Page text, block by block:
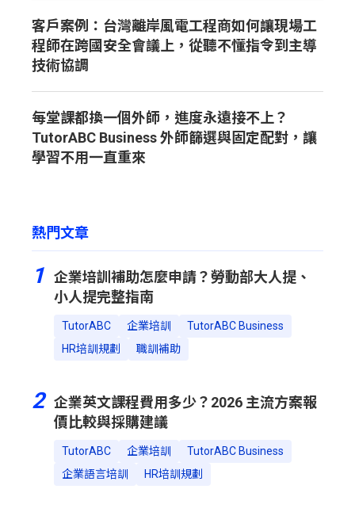
客戶案例：台灣離岸風電工程商如何讓現場工
程師在跨國安全會議上，從聽不懂指令到主導
技術協調
每堂課都換一個外師，進度永遠接不上？
TutorABC Business 外師篩選與固定配對，讓
學習不用一直重來
熱門文章
1 企業培訓補助怎麼申請？勞動部大人提、
小人提完整指南
TutorABC 企業培訓
TutorABC Business
HR培訓規劃
職訓補助
2 企業英文課程費用多少？2026 主流方案報
價比較與採購建議
TutorABC 企業培訓
TutorABC Business
企業語言培訓
HR培訓規劃